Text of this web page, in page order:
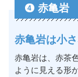
4 赤亀岩
赤亀岩は小
赤亀岩は、赤茶
ように見える形